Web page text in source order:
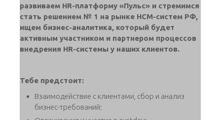
развиваем HR-платформу «Пульс» и стремимся
стать решением № 1 на рынке HCM-систем РФ,
ищем бизнес-аналитика, который будет
активным участником и партнером процессов
внедрения HR-системы у наших клиентов.
Тебе предстоит:
Взаимодействие с клиентами, сбор и анализ
бизнес-требований;